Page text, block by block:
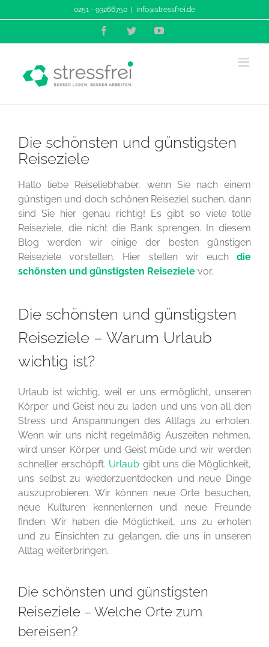
Inhalt
0251 - 93266750 info@stressfrei.de
FacebookTwitterYouTube
Die schönsten und günstigsten
Reiseziele
Hallo liebe Reiseliebhaber, wenn Sie nach einem
günstigen und doch schönen Reiseziel suchen, dann
sind Sie hier genau richtig! Es gibt so viele tolle
Reiseziele, die nicht die Bank sprengen. In diesem
Blog werden wir einige der besten günstigen
Reiseziele vorstellen. Hier stellen wir euchdie
schönsten und günstigsten Reiseziele vor.
Die schönsten und günstigsten
Reiseziele – Warum Urlaub
wichtig ist?
Urlaub ist wichtig, weil er uns ermöglicht, unseren
Körper und Geist neu zu laden und uns von all den
Stress und Anspannungen des Alltags zu erholen.
Wenn wir uns nicht regelmäßig Auszeiten nehmen,
wird unser Körper und Geist müde und wir werden
schneller erschöpft. Urlaub gibt uns die Möglichkeit,
uns selbst zu wiederzuentdecken und neue Dinge
auszuprobieren. Wir können neue Orte besuchen,
neue Kulturen kennenlernen und neue Freunde
finden. Wir haben die Möglichkeit, uns zu erholen
und zu Einsichten zu gelangen, die uns in unseren
Alltag weiterbringen.
Die schönsten und günstigsten
Reiseziele – Welche Orte zum
bereisen?